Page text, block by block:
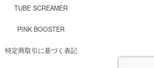
TUBE SCREAMER
PINK BOOSTER
特定商取引に基づく表記